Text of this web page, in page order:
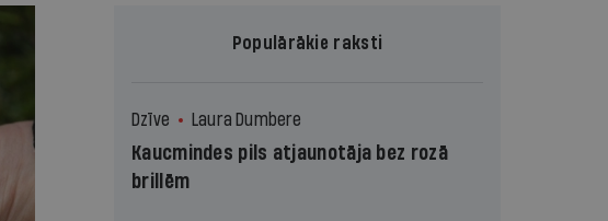
Populārākie raksti
Dzīve Laura Dumbere
Kaucmindes pils atjaunotāja bez rozā
brillēm